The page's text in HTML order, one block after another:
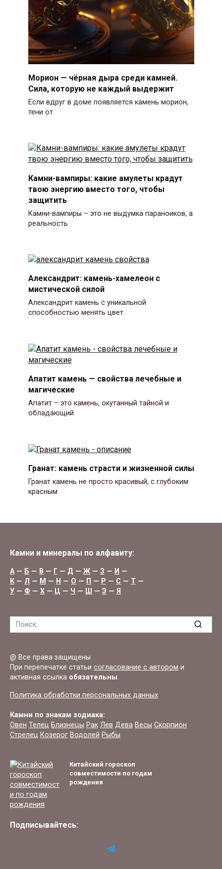
Морион — чёрная дыра среди камней.
Сила, которую не каждый выдержит
Если вдруг в доме появляется камень морион,
тени от
Камни-вампиры: какие амулеты крадут
твою энергию вместо того, чтобы
защитить
Камни-вампиры – это не выдумка параноиков, а
реальность
Александрит: камень-хамелеон с
мистической силой
Александрит камень с уникальной
способностью менять цвет.
Апатит камень — свойства лечебные и
магические
Апатит – это камень, окутанный тайной и
обладающий
Гранат: камень страсти и жизненной силы
Гранат камень не просто красивый, с глубоким
красным
Камни и минералы по алфавиту:
А— Б — В — Г — Д — Ж — З — И —
К — Л — М — Н — О — П — Р — С — Т —
У — Ф — Х — Ц — Ч — Ш — Э — Я
Search
for:
@ Все права защищены
При перепечатке статьи согласование с автором и
активная ссылка обязательны.
Политика обработки персональных данных
Камни по знакам зодиака:
Овен Телец Близнецы Рак Лев Дева Весы Скорпион
Стрелец Козерог Водолей Рыбы
Китайский гороскоп
совместимости по годам
рождения
Подписывайтесь: